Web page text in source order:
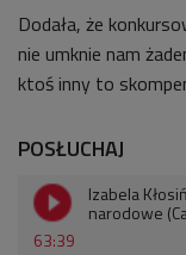
Dodała, że
nie umknie nam
ktoś inny to
POSŁUCHAJ
63:39
Izabela
narodowe